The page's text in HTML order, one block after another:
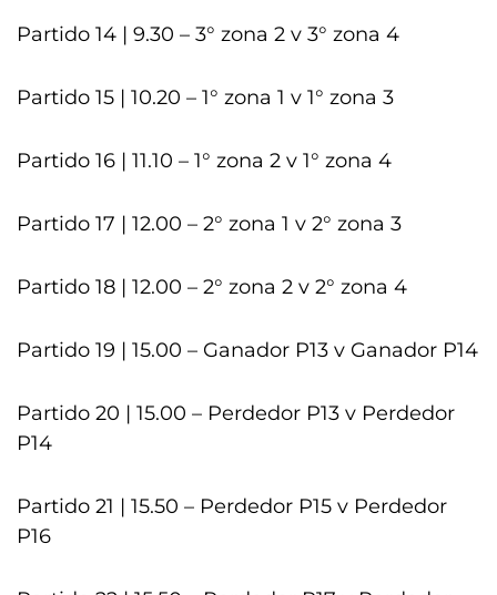
Partido 14 | 9.30 – 3° zona 2 v 3° zona 4
Partido 15 | 10.20 – 1° zona 1 v 1° zona 3
Partido 16 | 11.10 – 1° zona 2 v 1° zona 4
Partido 17 | 12.00 – 2° zona 1 v 2° zona 3
Partido 18 | 12.00 – 2° zona 2 v 2° zona 4
Partido 19 | 15.00 – Ganador P13 v Ganador P14
Partido 20 | 15.00 – Perdedor P13 v Perdedor
P14
Partido 21 | 15.50 – Perdedor P15 v Perdedor
P16